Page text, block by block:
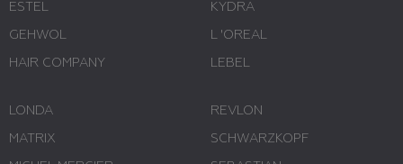
ESTEL
GEHWOL
HAIR COMPANY
KYDRA
L 'ОREAL
LEBEL
LONDA
MATRIX
REVLON
SCHWARZKOPF